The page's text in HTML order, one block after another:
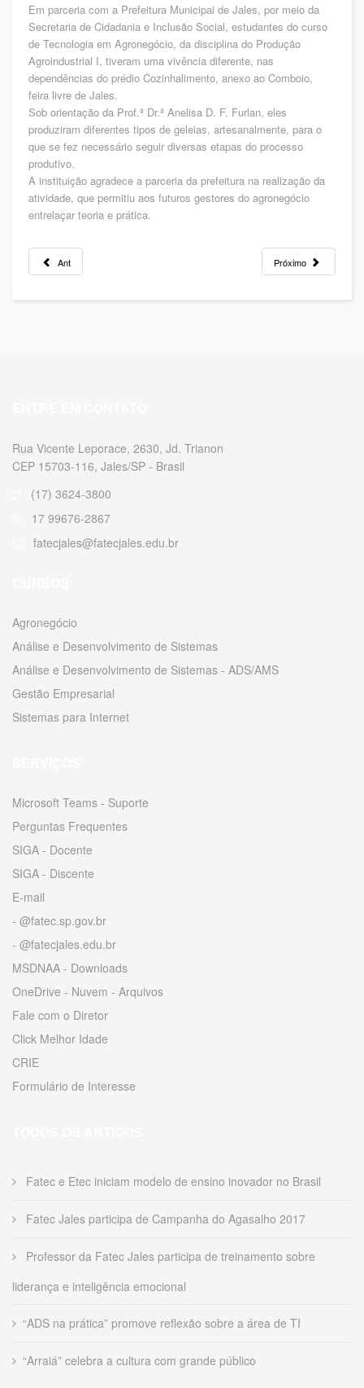
Em parceria com a Prefeitura Municipal de Jales, por meio da
Secretaria de Cidadania e Inclusão Social, estudantes do curso
de Tecnologia em Agronegócio, da disciplina do Produção
Agroindustrial I, tiveram uma vivência diferente, nas
dependências do prédio Cozinhalimento, anexo ao Comboio,
feira livre de Jales.
Sob orientação da Prof.ª Dr.ª Anelisa D. F. Furlan, eles
produziram diferentes tipos de geleias, artesanalmente, para o
que se fez necessário seguir diversas etapas do processo
produtivo.
A instituição agradece a parceria da prefeitura na realização da
atividade, que permitiu aos futuros gestores do agronegócio
entrelaçar teoria e prática.
Ant Próximo
Rua Vicente Leporace, 2630, Jd. Trianon
CEP 15703-116, Jales/SP - Brasil
(17) 3624-3800
17 99676-2867
fatecjales@fatecjales.edu.br
Agronegócio
Análise e Desenvolvimento de Sistemas
Análise e Desenvolvimento de Sistemas - ADS/AMS
Gestão Empresarial
Sistemas para Internet
Microsoft Teams - Suporte
Perguntas Frequentes
SIGA - Docente
SIGA - Discente
E-mail
- @fatec.sp.gov.br
- @fatecjales.edu.br
MSDNAA - Downloads
OneDrive - Nuvem - Arquivos
Fale com o Diretor
Click Melhor Idade
CRIE
Formulário de Interesse
Fatec e Etec iniciam modelo de ensino inovador no Brasil
Fatec Jales participa de Campanha do Agasalho 2017
Professor da Fatec Jales participa de treinamento sobre
liderança e inteligência emocional
“ADS na prática” promove reflexão sobre a área de TI
“Arraiá” celebra a cultura com grande público